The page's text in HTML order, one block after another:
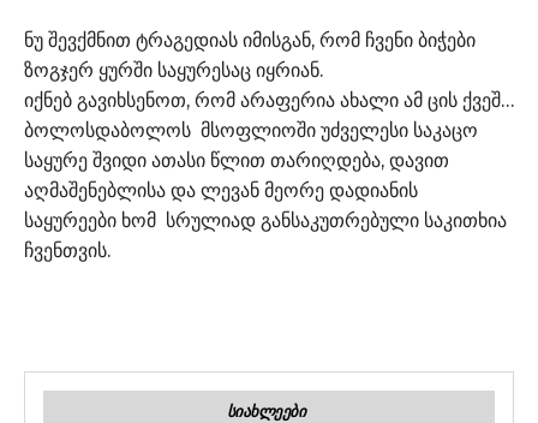
ნუ შევქმნით ტრაგედიას იმისგან, რომ ჩვენი ბიჭები
ზოგჯერ ყურში საყურესაც იყრიან.
იქნებ გავიხსენოთ, რომ არაფერია ახალი ამ ცის ქვეშ…
ბოლოსდაბოლოს მსოფლიოში უძველესი საკაცო
საყურე შვიდი ათასი წლით თარიღდება, დავით
აღმაშენებლისა და ლევან მეორე დადიანის
საყურეები ხომ სრულიად განსაკუთრებული საკითხია
ჩვენთვის.
ᲡᲘᲐᲮᲚᲔᲔᲑᲘ